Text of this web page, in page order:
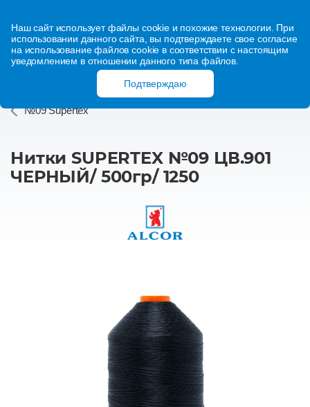
Наш сайт использует файлы cookie и похожие технологии. При
использовании данного сайта, вы подтверждаете свое согласие
на использование файлов cookie в соответствии с настоящим
уведомлением в отношении данного типа файлов.
Подтверждаю
№09 Supertex
Нитки SUPERTEX №09 ЦВ.901
ЧЕРНЫЙ/ 500гр/ 1250